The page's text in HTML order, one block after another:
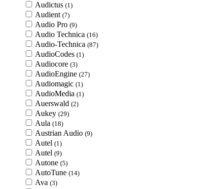
Audictus (1)
Audient (7)
Audio Pro (9)
Audio Technica (16)
Audio-Technica (87)
AudioCodes (1)
Audiocore (3)
AudioEngine (27)
Audiomagic (1)
AudioMedia (1)
Auerswald (2)
Aukey (29)
Aula (18)
Austrian Audio (9)
Autel (1)
Autel (9)
Autone (5)
AutoTune (14)
Ava (3)